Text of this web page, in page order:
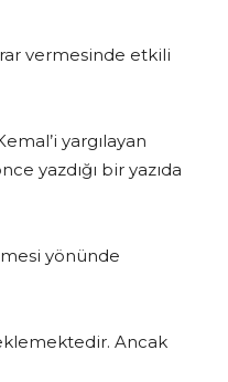
vermesinde etkili
yargılayan
yazdığı bir yazıda
yönünde
Ancak